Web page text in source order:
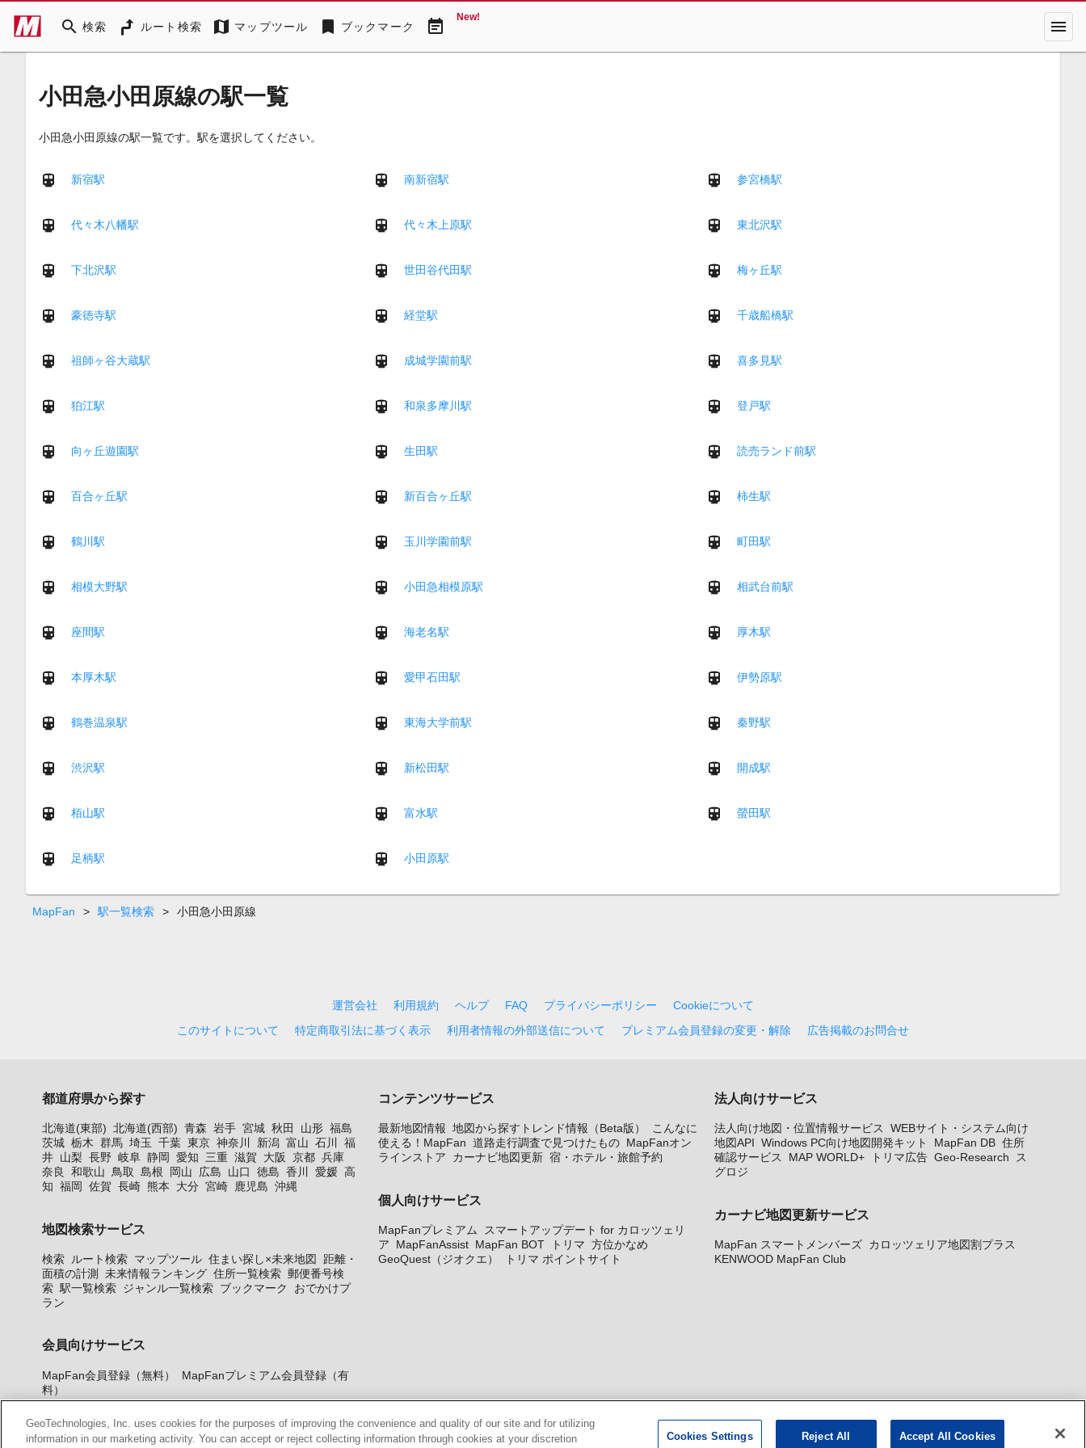
search 検索 ルート検索 map マップツール bookmark ブックマーク event_note New! menu
小田急小田原線の駅一覧
小田急小田原線の駅一覧です。駅を選択してください。
新宿駅 南新宿駅 参宮橋駅
代々木八幡駅 代々木上原駅 東北沢駅
下北沢駅 世田谷代田駅 梅ヶ丘駅
豪徳寺駅 経堂駅 千歳船橋駅
祖師ヶ谷大蔵駅 成城学園前駅 喜多見駅
狛江駅 和泉多摩川駅 登戸駅
向ヶ丘遊園駅 生田駅 読売ランド前駅
百合ヶ丘駅 新百合ヶ丘駅 柿生駅
鶴川駅 玉川学園前駅 町田駅
相模大野駅 小田急相模原駅 相武台前駅
座間駅 海老名駅 厚木駅
本厚木駅 愛甲石田駅 伊勢原駅
鶴巻温泉駅 東海大学前駅 秦野駅
渋沢駅 新松田駅 開成駅
栢山駅 富水駅 螢田駅
足柄駅 小田原駅
MapFan > 駅一覧検索 > 小田急小田原線
運営会社 利用規約 ヘルプ FAQ プライバシーポリシー
Cookieについて
このサイトについて
特定商取引法に基づく表示 利用者情報の外部送信について プレミアム会員登録の変更・解除 広告掲載のお問合せ
都道府県から探す
北海道(東部) 北海道(西部) 青森 岩手 宮城 秋田 山形 福島
茨城 栃木 群馬 埼玉 千葉 東京 神奈川 新潟 富山 石川
福
井 山梨 長野 岐阜 静岡 愛知 三重 滋賀 大阪 京都 兵庫
奈良
和歌山 鳥取 島根 岡山 広島 山口 徳島 香川 愛媛 高
知 福岡 佐賀 長崎 熊本 大分 宮崎 鹿児島 沖縄
地図検索サービス
検索 ルート検索 マップツール 住まい探し×未来地図
距離・
面積の計測
未来情報ランキング 住所一覧検索 郵便番号検
索 駅一覧検索 ジャンル一覧検索 ブックマーク
おでかけプ
ラン
会員向けサービス
MapFan会員登録（無料）
MapFanプレミアム会員登録（有
料）
コンテンツサービス
最新地図情報 地図から探すトレンド情報（Beta版）
こんなに
使える！MapFan 道路走行調査で見つけたもの MapFanオン
ラインストア
カーナビ地図更新 宿・ホテル・旅館予約
個人向けサービス
MapFanプレミアム
スマートアップデート for カロッツェリ
ア
MapFanAssist MapFan BOT トリマ 方位かなめ
GeoQuest（ジオクエ）
トリマ ポイントサイト
法人向けサービス
法人向け地図・位置情報サービス
WEBサイト・システム向け
地図API Windows PC向け地図開発キット MapFan DB 住所
確認サービス
MAP WORLD+ トリマ広告 Geo-Research
ス
グロジ
カーナビ地図更新サービス
MapFan スマートメンバーズ カロッツェリア地図割プラス
KENWOOD MapFan Club
GeoTechnologies, Inc. uses cookies for the purposes of improving the convenience and quality of our site and for utilizing
information in our marketing activity. You can accept or reject collecting information through cookies at your discretion
Cookies Settings Reject All Accept All Cookies